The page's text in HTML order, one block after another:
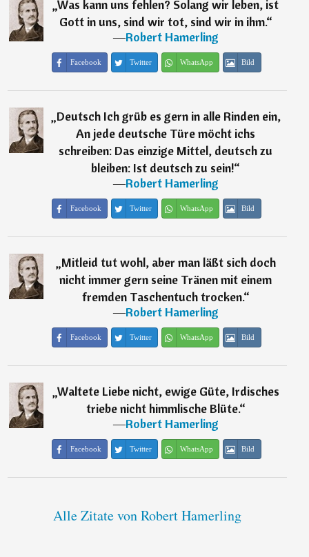
„Was kann uns fehlen? Solang wir leben, ist
Gott in uns, sind wir tot, sind wir in ihm.“
―Robert Hamerling
Facebook Twitter WhatsApp Bild
„Deutsch Ich grüb es gern in alle Rinden ein,
An jede deutsche Türe möcht ichs
schreiben: Das einzige Mittel, deutsch zu
bleiben: Ist deutsch zu sein!“
―Robert Hamerling
Facebook Twitter WhatsApp Bild
„Mitleid tut wohl, aber man läßt sich doch
nicht immer gern seine Tränen mit einem
fremden Taschentuch trocken.“
―Robert Hamerling
Facebook Twitter WhatsApp Bild
„Waltete Liebe nicht, ewige Güte, Irdisches
triebe nicht himmlische Blüte.“
―Robert Hamerling
Facebook Twitter WhatsApp Bild
Alle Zitate von Robert Hamerling